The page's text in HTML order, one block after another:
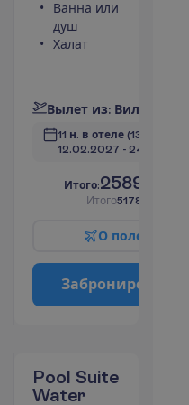
Ванна или
душ
Халат
Вылет из: Вил
11 н. в отеле (13 н. всего)
12.02.2027 - 24.02.2027
Итого:2589.00
Итого5178.00
О поле
Заброниро
Pool Suite
Water